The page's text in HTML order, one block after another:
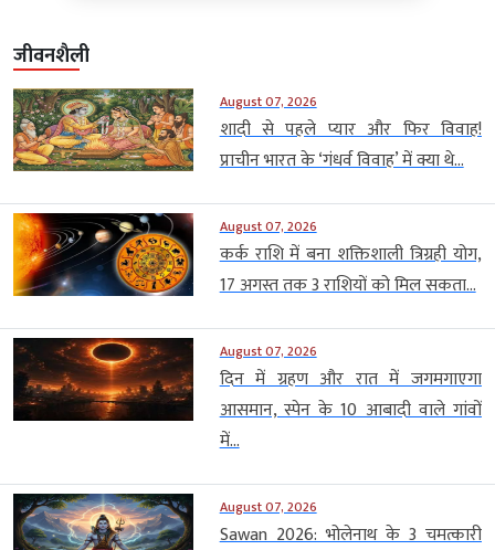
जीवनशैली
August 07, 2026
शादी से पहले प्यार और फिर विवाह!
प्राचीन भारत के ‘गंधर्व विवाह’ में क्या थे...
August 07, 2026
कर्क राशि में बना शक्तिशाली त्रिग्रही योग,
17 अगस्त तक 3 राशियों को मिल सकता...
August 07, 2026
दिन में ग्रहण और रात में जगमगाएगा
आसमान, स्पेन के 10 आबादी वाले गांवों
में...
August 07, 2026
Sawan 2026: भोलेनाथ के 3 चमत्कारी